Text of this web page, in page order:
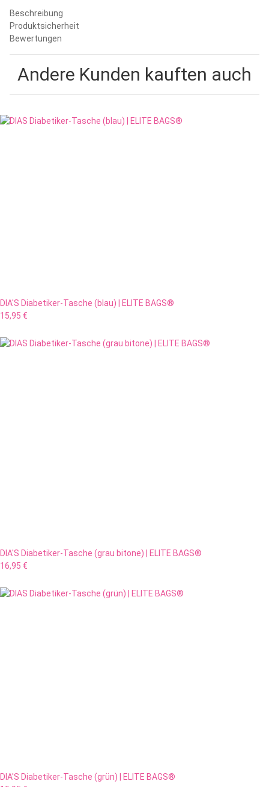
Beschreibung
Produktsicherheit
Bewertungen
Andere Kunden kauften auch
DIA'S Diabetiker-Tasche (blau) | ELITE BAGS®
15,95 €
DIA'S Diabetiker-Tasche (grau bitone) | ELITE BAGS®
16,95 €
DIA'S Diabetiker-Tasche (grün) | ELITE BAGS®